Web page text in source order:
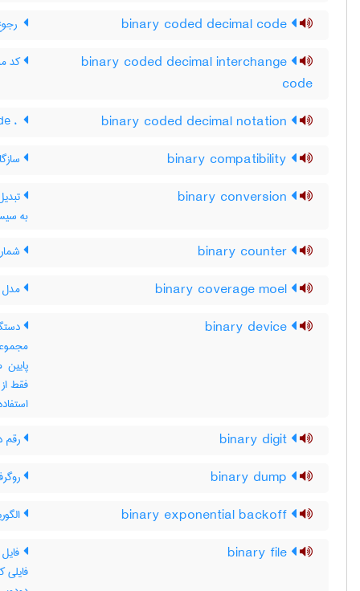
‎ رجوع کنید به: BCD code
binary coded decimal interchange
code
کد
BCD code ، ‎ رجوع کنید به: BCD code
به
مدل
فقط
رقم